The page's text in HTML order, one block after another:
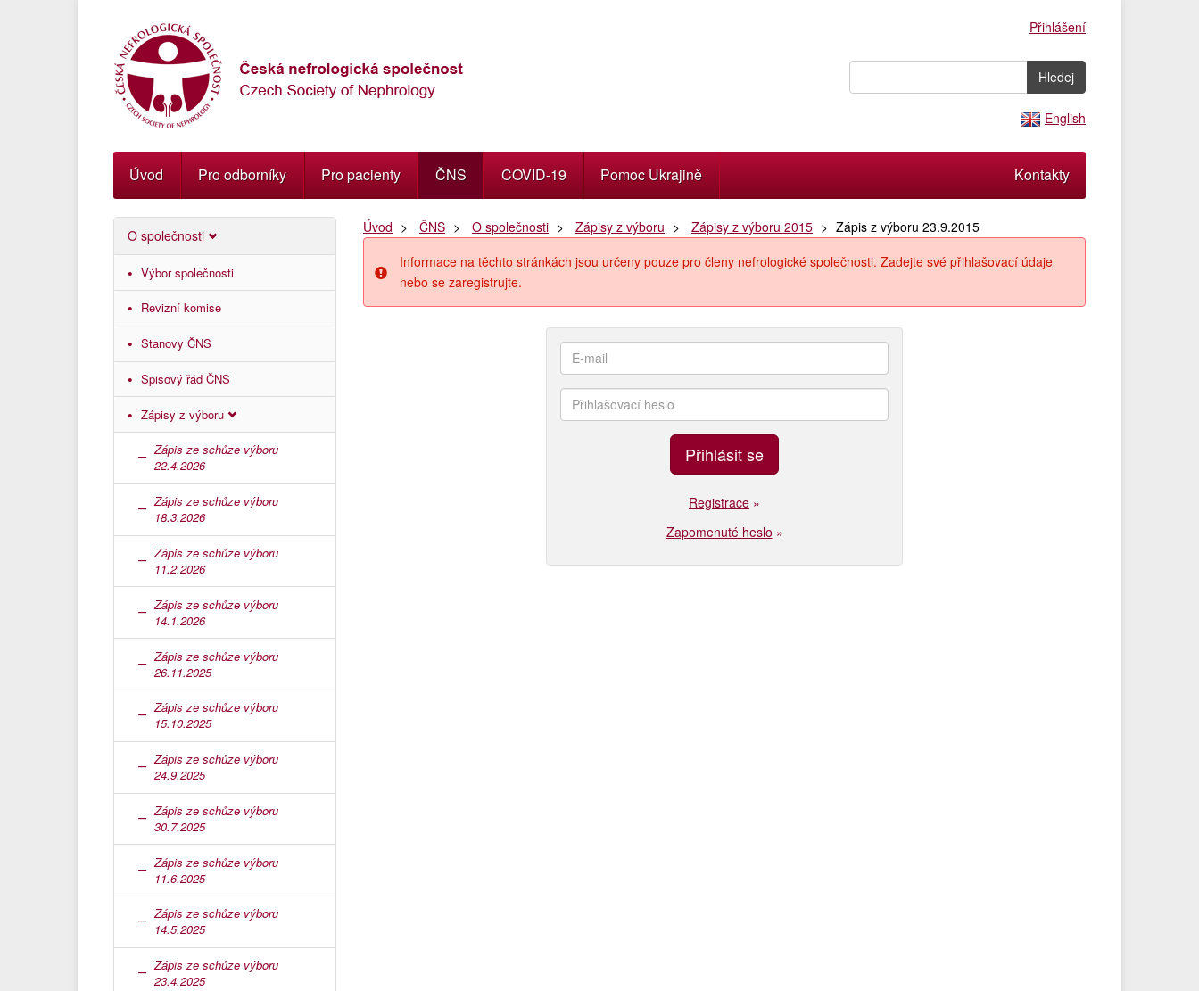
k
navigaci
Přejít
na
obsah
Přejít
k
postrannímu
Klávesové
zkratky
Přihlášení
English
Úvod Pro odborníky Pro pacienty ČNS COVID-19 Pomoc Ukrajině Kontakty
Úvod ČNS O společnosti Zápisy z výboru Zápisy z výboru 2015
Zápis z výboru 23.9.2015
Informace na těchto stránkách jsou určeny pouze pro členy nefrologické společnosti. Zadejte své přihlašovací údaje
nebo se zaregistrujte.
Registrace »
Zapomenuté heslo »
O společnosti
Výbor společnosti
Revizní komise
Stanovy ČNS
Spisový řád ČNS
Zápisy z výboru
Zápis ze schůze výboru
22.4.2026
Zápis ze schůze výboru
18.3.2026
Zápis ze schůze výboru
11.2.2026
Zápis ze schůze výboru
14.1.2026
Zápis ze schůze výboru
26.11.2025
Zápis ze schůze výboru
15.10.2025
Zápis ze schůze výboru
24.9.2025
Zápis ze schůze výboru
30.7.2025
Zápis ze schůze výboru
11.6.2025
Zápis ze schůze výboru
14.5.2025
Zápis ze schůze výboru
23.4.2025